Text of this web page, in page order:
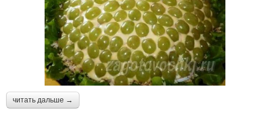
читать дальше →